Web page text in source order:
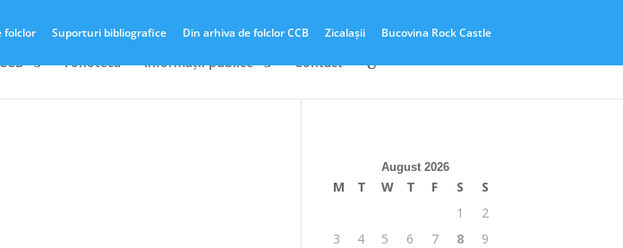
folclor Suporturi bibliografice Din arhiva de folclor CCB Zicalașii
Bucovina Rock Castle
Fonotecă Informații publice Contact
August 2026
M T W T F S
S
1
2
3
4 5 6 7 8
9